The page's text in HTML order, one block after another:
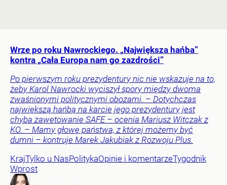
Wrze po roku Nawrockiego. „Największa hańba”
kontra „Cała Europa nam go zazdrości”
Po pierwszym roku prezydentury nic nie wskazuje na to,
żeby Karol Nawrocki wyciszył spory między dwoma
zwaśnionymi politycznymi obozami. – Dotychczas
największą hańbą na karcie jego prezydentury jest
chyba zawetowanie SAFE – ocenia Mariusz Witczak z
KO. – Mamy głowę państwa, z której możemy być
dumni – kontruje Marek Jakubiak z Rozwoju Plus.
KrajTylko u NasPolitykaOpinie i komentarzeTygodnik
Wprost